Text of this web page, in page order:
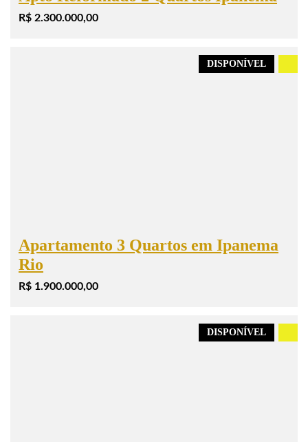
R$ 2.300.000,00
DISPONÍVEL
Apartamento 3 Quartos em Ipanema
Rio
R$ 1.900.000,00
DISPONÍVEL